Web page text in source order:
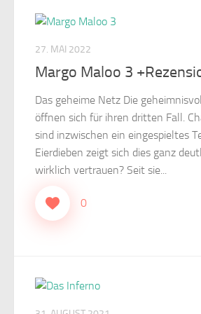
27. MAI 2022
Margo Maloo 3
Das geheime Netz Die
öffnen sich für ihren dritten Fall.
sind inzwischen ein eingespieltes
Eierdieben zeigt sich dies ganz
wirklich vertrauen? Seit sie...
0